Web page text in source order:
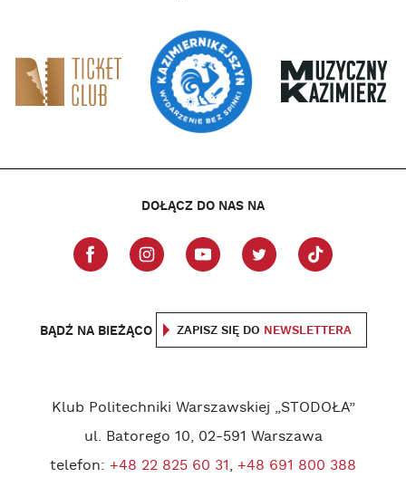
DOŁĄCZ DO NAS NA
BĄDŹ NA BIEŻĄCO ZAPISZ SIĘ DO NEWSLETTERA
Klub Politechniki Warszawskiej „STODOŁA”
ul. Batorego 10, 02-591 Warszawa
telefon: +48 22 825 60 31, +48 691 800 388